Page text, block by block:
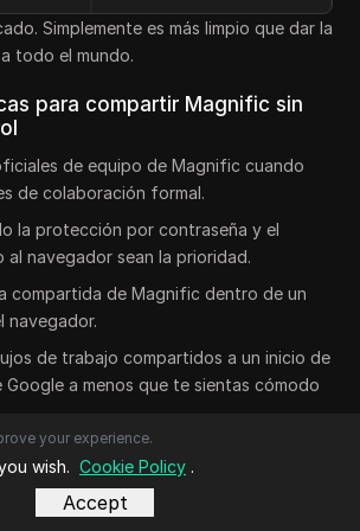
Simplemente es más limpio que dar la
todo el mundo.
para compartir Magnific sin
de equipo de Magnific cuando
de colaboración formal.
la protección por contraseña y el
navegador sean la prioridad.
compartida de Magnific dentro de un
navegador.
de trabajo compartidos a un inicio de
Google a menos que te sientas cómodo
semanalmente si varias personas
claros. "Cliente A - Lanzamiento de
your experience.
wish. Cookie Policy .
Accept